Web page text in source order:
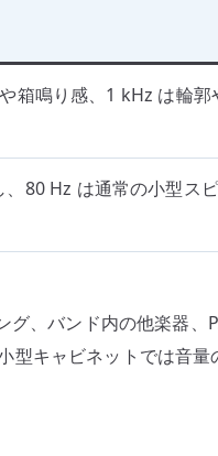
箱鳴り感、1 kHz は輪
80 Hz は通常の小型ス
、バンド内の他楽器、
型キャビネットでは音